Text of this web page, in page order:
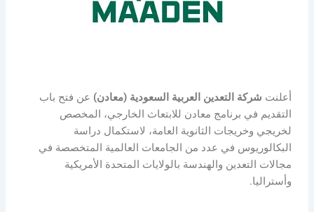
أعلنت شركة التعدين العربية السعودية (معادن) عن فتح باب
التقديم في برنامج معادن للابتعاث الخارجي، المخصص
لخريجي وخريجات الثانوية العامة، لاستكمال دراسة
البكالوريوس في عدد من الجامعات العالمية المتخصصة في
مجالات التعدين والهندسة بالولايات المتحدة الأمريكية
وأستراليا.